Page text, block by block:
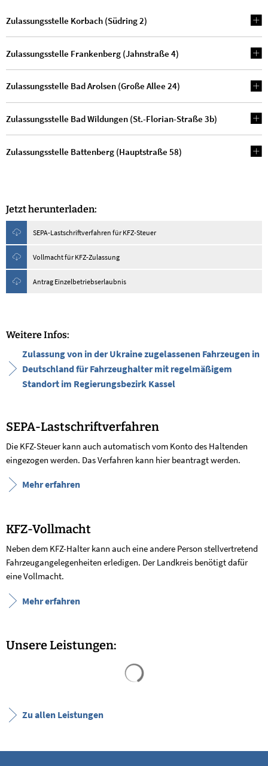
Zulassungsstelle Korbach (Südring 2)
Zulassungsstelle Frankenberg (Jahnstraße 4)
Zulassungsstelle Bad Arolsen (Große Allee 24)
Zulassungsstelle Bad Wildungen (St.-Florian-Straße 3b)
Zulassungsstelle Battenberg (Hauptstraße 58)
Jetzt herunterladen:
SEPA-Lastschriftverfahren für KFZ-Steuer
Vollmacht für KFZ-Zulassung
Antrag Einzelbetriebserlaubnis
Weitere Infos:
Zulassung von in der Ukraine zugelassenen Fahrzeugen in
Deutschland für Fahrzeughalter mit regelmäßigem
Standort im Regierungsbezirk Kassel
SEPA-Lastschriftverfahren
Die KFZ-Steuer kann auch automatisch vom Konto des Haltenden
eingezogen werden. Das Verfahren kann hier beantragt werden.
Mehr erfahren
KFZ-Vollmacht
Neben dem KFZ-Halter kann auch eine andere Person stellvertretend
Fahrzeugangelegenheiten erledigen. Der Landkreis benötigt dafür
eine Vollmacht.
Mehr erfahren
Unsere Leistungen:
Zu allen Leistungen